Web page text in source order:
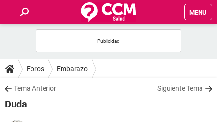
MENU
FOROS
SALUD
Foros Embarazo
Tema Anterior Siguiente Tema
Duda